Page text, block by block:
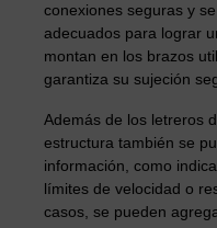
conexiones seguras y
adecuados para lograr
montan en los brazos
garantiza su sujeción
Además de los letreros
estructura también se
información, como
límites de velocidad o
casos, se pueden